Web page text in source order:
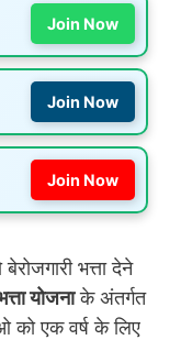
Join Now
Join Now
Join Now
भत्ता देने
योजनाके अंतर्गत
को एक वर्ष के लिए